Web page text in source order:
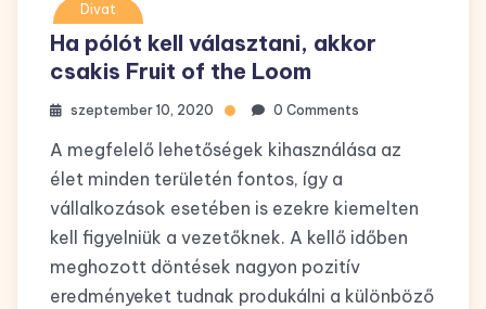
Divat
Ha pólót kell választani, akkor
csakis Fruit of the Loom
szeptember 10, 2020 0 Comments
A megfelelő lehetőségek kihasználása az
élet minden területén fontos, így a
vállalkozások esetében is ezekre kiemelten
kell figyelniük a vezetőknek. A kellő időben
meghozott döntések nagyon pozitív
eredményeket tudnak produkálni a különböző